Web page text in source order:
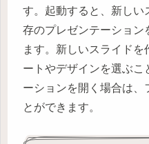
す。起動すると、新しい
存のプレゼンテーション
ます。新しいスライド
ートやデザインを選ぶこ
ーションを開く場合は、
とができます。